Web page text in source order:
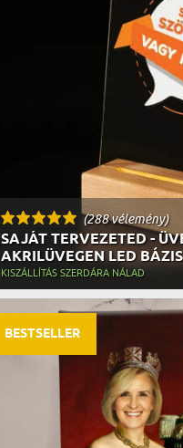
(288 vélemény)
SAJÁT TERVEZETED -
AKRILÜVEGEN LED
KISZÁLLÍTÁS SZERDÁRA NÁLAD
BESTSELLER